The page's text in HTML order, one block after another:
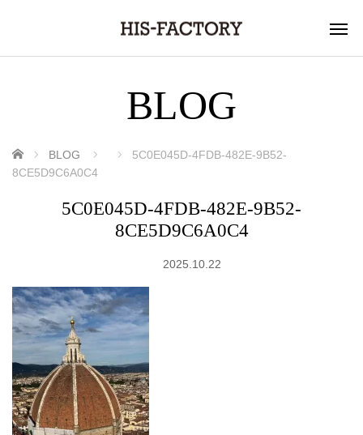
BLOG
ホーム BLOG
5C0E045D-4FDB-482E-9B52-
8CE5D9C6A0C4
5C0E045D-4FDB-482E-9B52-
8CE5D9C6A0C4
2025.10.22